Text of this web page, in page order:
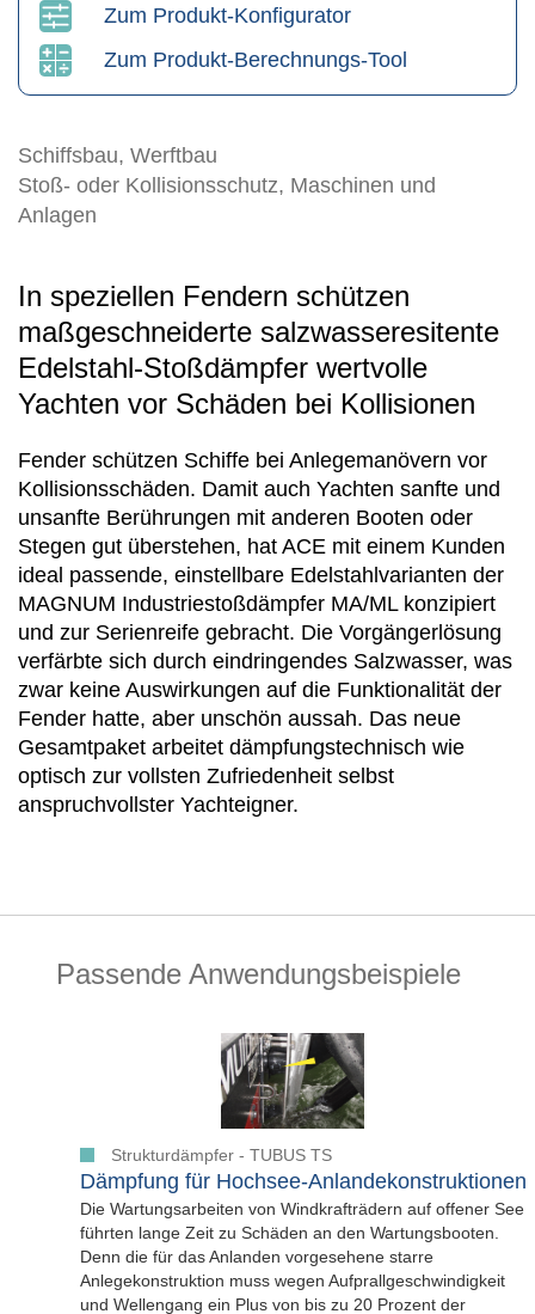
Zum Produkt-Konfigurator
Zum Produkt-Berechnungs-Tool
Schiffsbau, Werftbau
Stoß- oder Kollisionsschutz, Maschinen und
Anlagen
In speziellen Fendern schützen
maßgeschneiderte salzwasseresitente
Edelstahl-Stoßdämpfer wertvolle
Yachten vor Schäden bei Kollisionen
Fender schützen Schiffe bei Anlegemanövern vor
Kollisionsschäden. Damit auch Yachten sanfte und
unsanfte Berührungen mit anderen Booten oder
Stegen gut überstehen, hat ACE mit einem Kunden
ideal passende, einstellbare Edelstahlvarianten der
MAGNUM Industriestoßdämpfer MA/ML konzipiert
und zur Serienreife gebracht. Die Vorgängerlösung
verfärbte sich durch eindringendes Salzwasser, was
zwar keine Auswirkungen auf die Funktionalität der
Fender hatte, aber unschön aussah. Das neue
Gesamtpaket arbeitet dämpfungstechnisch wie
optisch zur vollsten Zufriedenheit selbst
anspruchvollster Yachteigner.
Passende Anwendungsbeispiele
Strukturdämpfer - TUBUS TS
Dämpfung für Hochsee-Anlandekonstruktionen
Die Wartungsarbeiten von Windkrafträdern auf offener See
führten lange Zeit zu Schäden an den Wartungsbooten.
Denn die für das Anlanden vorgesehene starre
Anlegekonstruktion muss wegen Aufprallgeschwindigkeit
und Wellengang ein Plus von bis zu 20 Prozent der